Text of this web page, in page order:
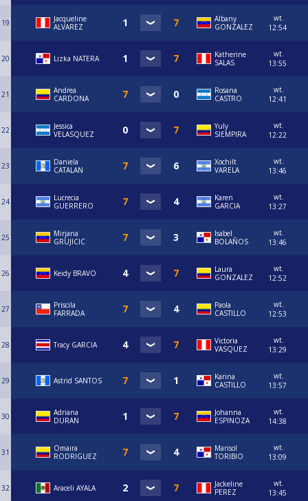
19
Jacqueline
ALVAREZ
Albany
GONZALEZ
wt.
12:54
20 Lizka NATERA
Katherine
SALAS
wt.
13:55
21
Andrea
CARDONA
Rosana
CASTRO
wt.
12:41
22
Jessica
VELASQUEZ
Yuly
SIEMPIRA
wt.
12:22
23
Daniela
CATALAN
Xochilt
VARELA
wt.
13:46
24
Lucrecia
GUERRERO
Karen
GARCIA
wt.
13:27
25
Mirjana
GRUJICIC
Isabel
BOLAÑOS
wt.
13:46
26 Keidy BRAVO
Laura
GONZALEZ
wt.
12:52
27
Priscila
FARRADA
Paola
CASTILLO
wt.
12:53
28 Tracy GARCIA
Victoria
VASQUEZ
wt.
13:29
29 Astrid SANTOS
Karina
CASTILLO
wt.
13:57
30
Adriana
DURAN
Johanna
ESPINOZA
wt.
14:38
31
Omaira
RODRIGUEZ
Marisol
TORIBIO
wt.
13:09
32 Araceli AYALA
Jackeline
PEREZ
wt.
13:45